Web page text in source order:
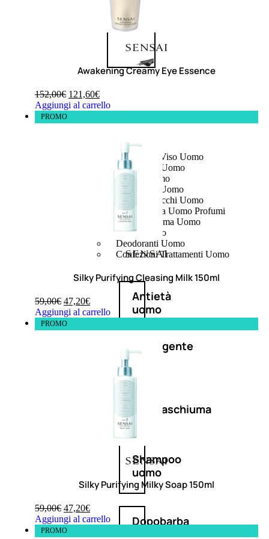
Detergente Viso Uomo
Dopobarba Uomo
Antieta Uomo
Anticaduta Uomo
Contorno Occhi Uomo
Bagnodoccia Uomo Profumi
Docciaschiuma Uomo
Corpo Uomo
Deodoranti Uomo
Confezioni Trattamenti Uomo
Antietà
uomo
Detergente
uomo
Docciaschiuma
uomo
Shampoo
uomo
Dopobarba
Awakening Creamy Eye Essence
152,00€ 121,60€
Aggiungi al carrello
PROMO
Silky Purifying Cleasing Milk 150ml
59,00€ 47,20€
Aggiungi al carrello
PROMO
Silky Purifying Milky Soap 150ml
59,00€ 47,20€
Aggiungi al carrello
PROMO